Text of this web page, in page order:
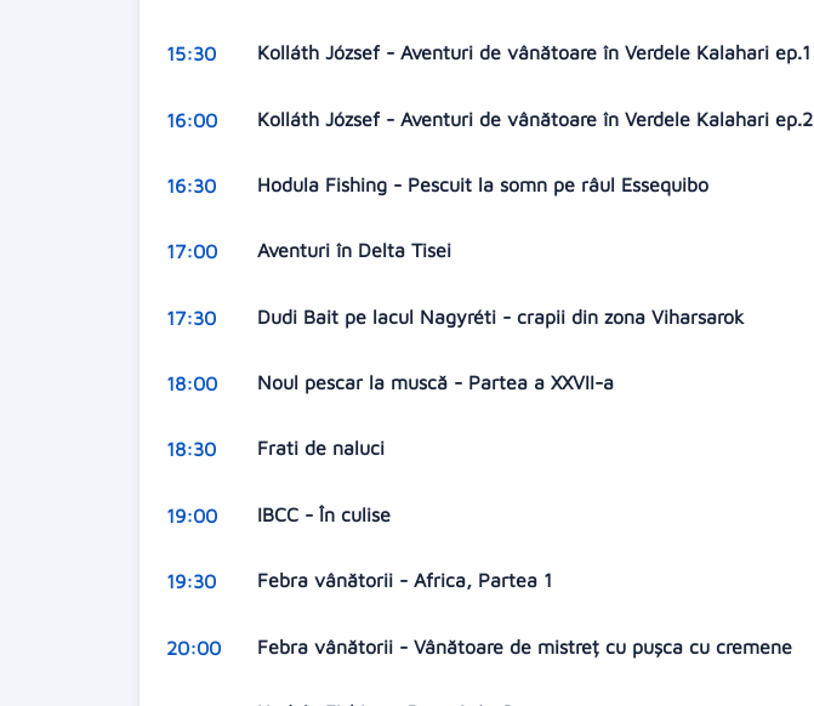
15:30 Kolláth József - Aventuri de vânătoare în Verdele Kalahari ep.1
16:00 Kolláth József - Aventuri de vânătoare în Verdele Kalahari ep.2
16:30 Hodula Fishing - Pescuit la somn pe râul Essequibo
17:00 Aventuri în Delta Tisei
17:30 Dudi Bait pe lacul Nagyréti - crapii din zona Viharsarok
18:00 Noul pescar la muscă - Partea a XXVII-a
18:30 Frati de naluci
19:00 IBCC - În culise
19:30 Febra vânătorii - Africa, Partea 1
20:00 Febra vânătorii - Vânătoare de mistreț cu pușca cu cremene